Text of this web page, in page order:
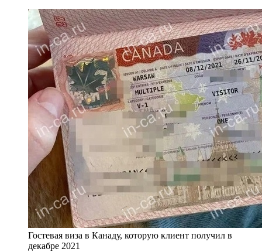
Гостевая виза в Канаду, которую клиент получил в
декабре 2021